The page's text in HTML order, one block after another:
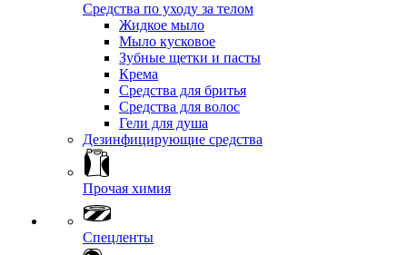
Средства по уходу за телом
Жидкое мыло
Мыло кусковое
Зубные щетки и пасты
Крема
Средства для бритья
Средства для волос
Гели для душа
Дезинфицирующие средства
Прочая химия
Спецленты